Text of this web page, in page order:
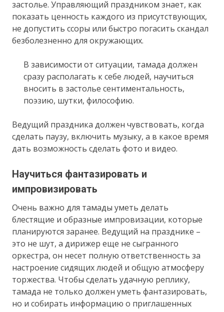
застолье. Управляющий праздником знает, как
показать ценность каждого из присутствующих,
не допустить ссоры или быстро погасить скандал
безболезненно для окружающих.
В зависимости от ситуации, тамада должен
сразу располагать к себе людей, научиться
вносить в застолье сентиментальность,
поэзию, шутки, философию.
Ведущий праздника должен чувствовать, когда
сделать паузу, включить музыку, а в какое время
дать возможность сделать фото и видео.
Научиться фантазировать и
импровизировать
Очень важно для тамады уметь делать
блестящие и образные импровизации, которые
планируются заранее. Ведущий на празднике –
это не шут, а дирижер еще не сыгранного
оркестра, он несет полную ответственность за
настроение сидящих людей и общую атмосферу
торжества. Чтобы сделать удачную реплику,
тамада не только должен уметь фантазировать,
но и собирать информацию о приглашенных